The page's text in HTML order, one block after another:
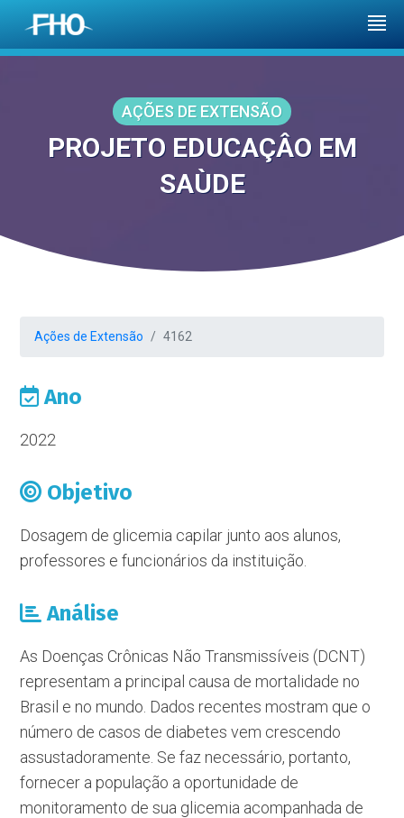
AÇÕES DE EXTENSÃO
PROJETO EDUCAÇÂO EM
SAÙDE
Ações de Extensão 4162
Ano
2022
Objetivo
Dosagem de glicemia capilar junto aos alunos,
professores e funcionários da instituição.
Análise
As Doenças Crônicas Não Transmissíveis (DCNT)
representam a principal causa de mortalidade no
Brasil e no mundo. Dados recentes mostram que o
número de casos de diabetes vem crescendo
assustadoramente. Se faz necessário, portanto,
fornecer a população a oportunidade de
monitoramento de sua glicemia acompanhada de